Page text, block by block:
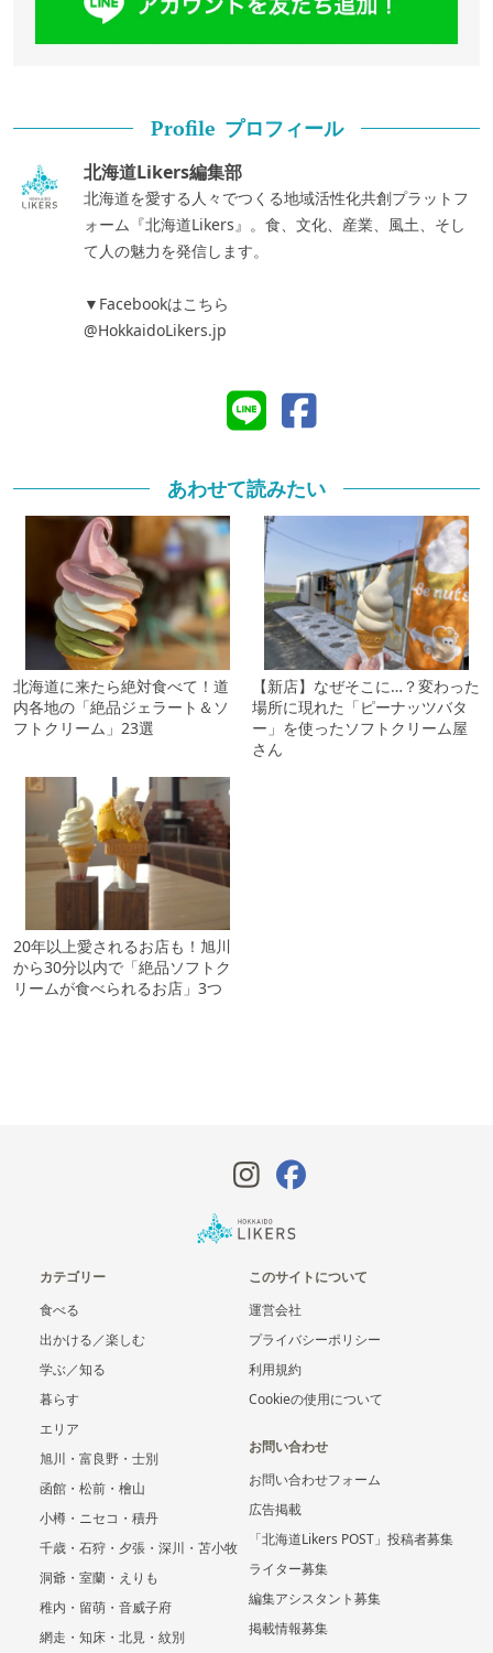
Profile プロフィール
北海道Likers編集部
北海道を愛する人々でつくる地域活性化共創プラットフ
ォーム『北海道Likers』。食、文化、産業、風土、そし
て人の魅力を発信します。
▼Facebookはこちら
@HokkaidoLikers.jp
あわせて読みたい
北海道に来たら絶対食べて！道
内各地の「絶品ジェラート＆ソ
フトクリーム」23選
【新店】なぜそこに…？変わった
場所に現れた「ピーナッツバタ
ー」を使ったソフトクリーム屋
さん
20年以上愛されるお店も！旭川
から30分以内で「絶品ソフトク
リームが食べられるお店」3つ
カテゴリー
食べる
出かける／楽しむ
学ぶ／知る
暮らす
エリア
旭川・富良野・士別
函館・松前・檜山
小樽・ニセコ・積丹
千歳・石狩・夕張・深川・苫小牧
洞爺・室蘭・えりも
稚内・留萌・音威子府
網走・知床・北見・紋別
このサイトについて
運営会社
プライバシーポリシー
利用規約
Cookieの使用について
お問い合わせ
お問い合わせフォーム
広告掲載
「北海道Likers POST」投稿者募集
ライター募集
編集アシスタント募集
掲載情報募集